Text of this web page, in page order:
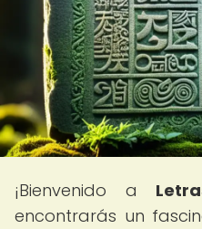
¡Bienvenido a
encontrarás un